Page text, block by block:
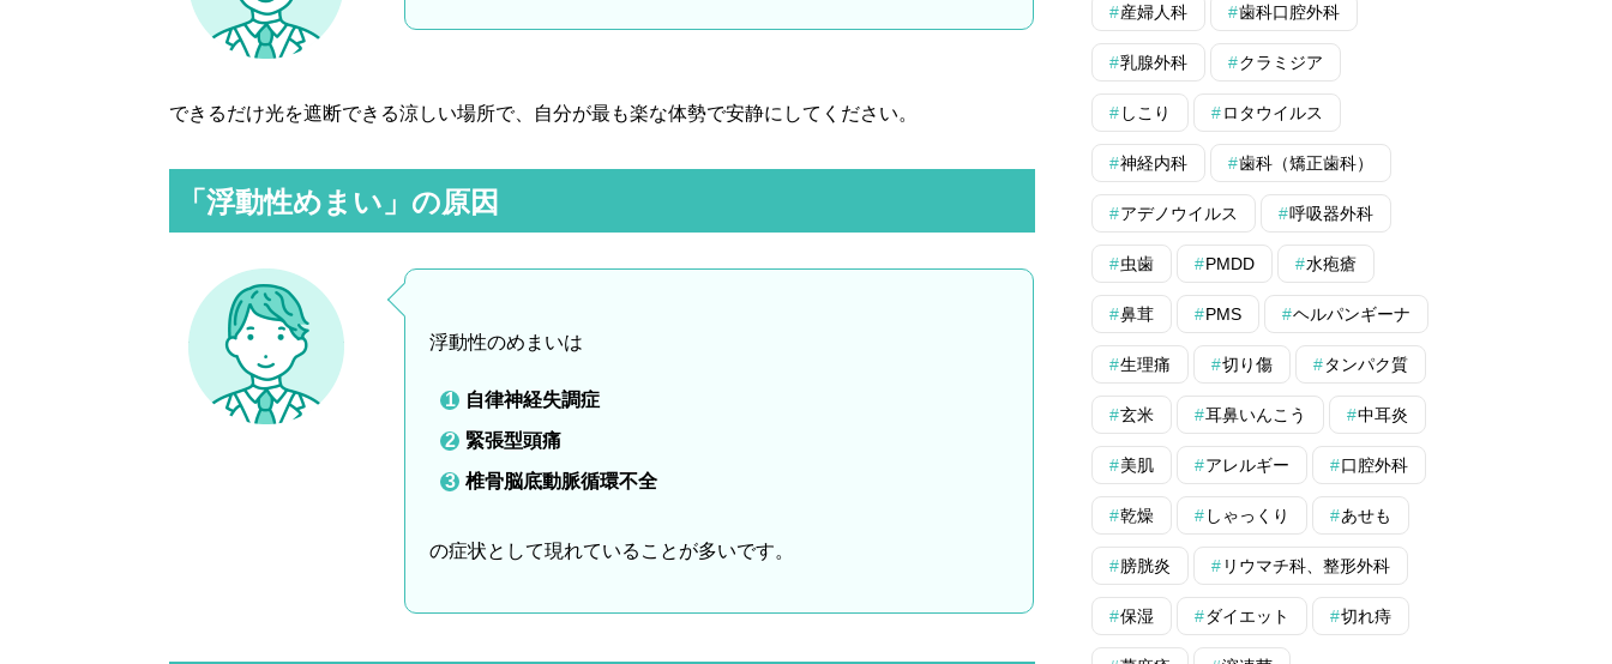
できるだけ光を遮断できる涼しい場所で、自分が最も楽な体勢で安静にしてください。
「浮動性めまい」の原因
浮動性のめまいは
自律神経失調症
緊張型頭痛
椎骨脳底動脈循環不全
の症状として現れていることが多いです。
産婦人科 歯科口腔外科
乳腺外科 クラミジア
しこり ロタウイルス
神経内科 歯科（矯正歯科）
アデノウイルス 呼吸器外科
虫歯 PMDD 水疱瘡
鼻茸 PMS ヘルパンギーナ
生理痛 切り傷 タンパク質
玄米 耳鼻いんこう 中耳炎
美肌 アレルギー 口腔外科
乾燥 しゃっくり あせも
膀胱炎 リウマチ科、整形外科
保湿 ダイエット 切れ痔